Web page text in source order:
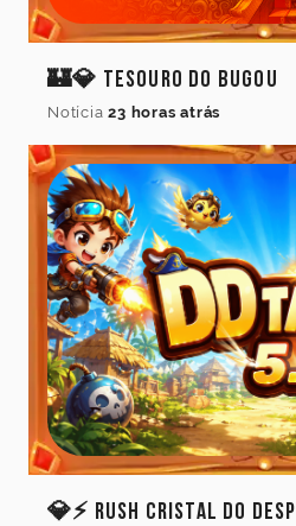
🏰💎 Tesouro do Bugou
Notícia 23 horas atrás
💎⚡ Rush Cristal do